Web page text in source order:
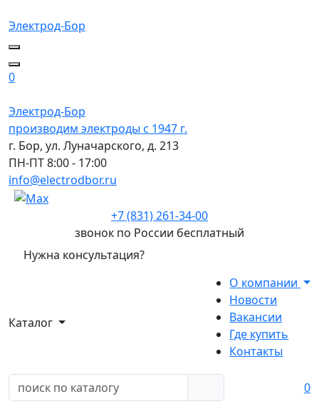
Электрод-Бор
0
Электрод-Бор
производим электроды с 1947 г.
г. Бор, ул. Луначарского, д. 213
ПН-ПТ 8:00 - 17:00
info@electrodbor.ru
+7 (831) 261-34-00
звонок по России бесплатный
Нужна консультация?
Каталог
О компании
Новости
Вакансии
Где купить
Контакты
0